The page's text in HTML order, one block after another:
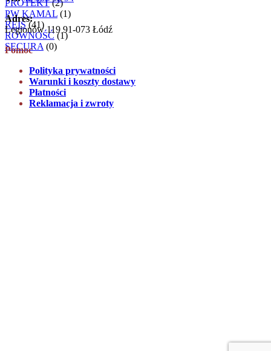
PROTEKT(2)
PW KAMAL (1)
REIS(41)
RÓWNOŚĆ(1)
SECURA (0)
Adres:
Legionów 119 91-073 Łódź
Pomoc
Polityka prywatności
Warunki i koszty dostawy
Płatności
Reklamacja i zwroty